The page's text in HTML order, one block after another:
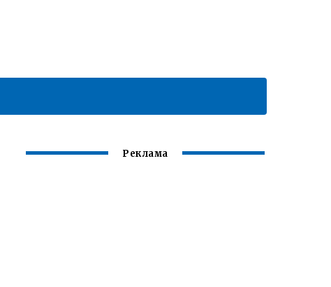
Реклама